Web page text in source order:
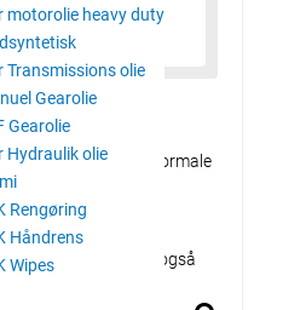
motorolie heavy duty
Transmissions olie
Gearolie
Gearolie
Hydraulik olie
Rengøring
Håndrens
Wipes
under normale
forudsat at
er produktet også